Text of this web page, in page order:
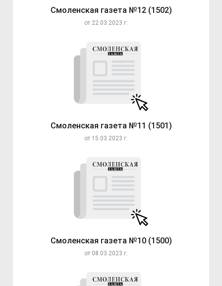
Смоленская газета №12 (1502)
от 22.03.2023 г.
Смоленская газета №11 (1501)
от 15.03.2023 г.
Смоленская газета №10 (1500)
от 08.03.2023 г.